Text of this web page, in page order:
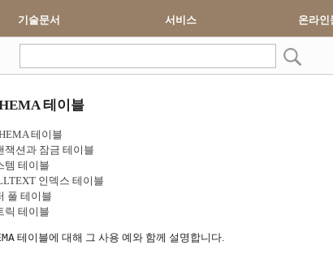
기술문서 서비스 온라인
테이블
테이블
잭션과 잠금 테이블
템 테이블
인덱스 테이블
풀 테이블
릭 테이블
테이블에 대해 그 사용 예와 함께 설명합니다.